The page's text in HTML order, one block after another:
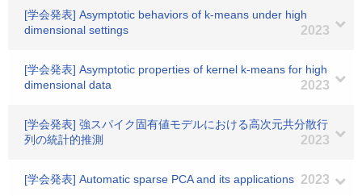
[学会発表] Asymptotic behaviors of k-means under high
dimensional settings
2023
[学会発表] Asymptotic properties of kernel k-means for high
dimensional data
2023
[学会発表] 強スパイク固有値モデルにおける高次元共分散行
列の統計的推測
2023
[学会発表] Automatic sparse PCA and its applications 2023